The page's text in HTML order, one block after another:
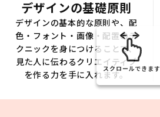
デザインの基礎原則
デザインの基本的な原則や、配
色・フォント・画像・配置のテ
クニックを身につけることで、
見た人に伝わるクリエイティブ
を作る力を手に入れます。
スクロールできます